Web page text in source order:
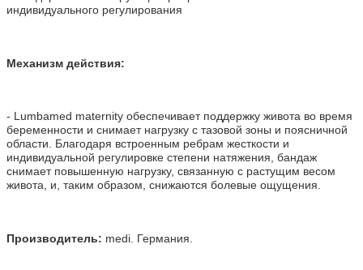
индивидуального регулирования
Механизм действия:
- Lumbamed maternity обеспечивает поддержку живота во время
беременности и снимает нагрузку с тазовой зоны и поясничной
области. Благодаря встроенным ребрам жесткости и
индивидуальной регулировке степени натяжения, бандаж
снимает повышенную нагрузку, связанную с растущим весом
живота, и, таким образом, снижаются болевые ощущения.
Производитель: medi. Германия.